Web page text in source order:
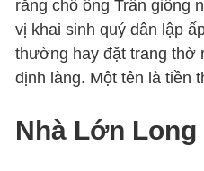
rằng chỗ ông Trần giống
vị khai sinh quý dân lập
thường hay đặt trang thờ
định làng. Một tên là tiền
Nhà Lớn Long